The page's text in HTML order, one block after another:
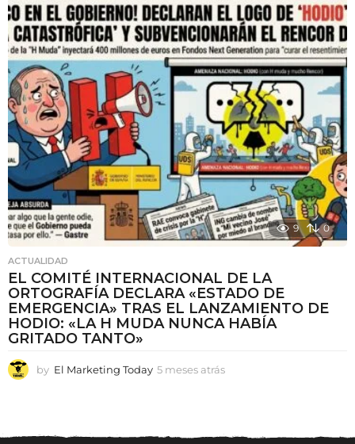
s
e
s
a
t
r
á
s
9 0
ACTUALIDAD
EL COMITÉ INTERNACIONAL DE LA
ORTOGRAFÍA DECLARA «ESTADO DE
EMERGENCIA» TRAS EL LANZAMIENTO DE
HODIO: «LA H MUDA NUNCA HABÍA
GRITADO TANTO»
by El Marketing Today 5 meses atrás